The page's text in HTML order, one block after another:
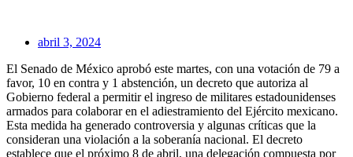
abril 3, 2024
El Senado de México aprobó este martes, con una votación de 79 a
favor, 10 en contra y 1 abstención, un decreto que autoriza al
Gobierno federal a permitir el ingreso de militares estadounidenses
armados para colaborar en el adiestramiento del Ejército mexicano.
Esta medida ha generado controversia y algunas críticas que la
consideran una violación a la soberanía nacional. El decreto
establece que el próximo 8 de abril, una delegación compuesta por